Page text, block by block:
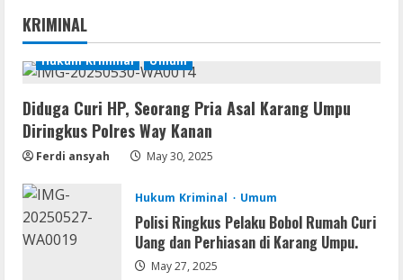
1
Lan
Dune: Awakening FitGirl Repack +Patch
Direct Link 2026
Serialers
jv16 PowerTools Free[Activated]
[Latest] [x86-x64] Reddit
KRIMINAL
Hukum Kriminal Umum
Diduga Curi HP, Seorang Pria Asal Karang Umpu
Diringkus Polres Way Kanan
Ferdi ansyah May 30, 2025
Hukum Kriminal Umum
Polisi Ringkus Pelaku Bobol Rumah Curi
Uang dan Perhiasan di Karang Umpu.
May 27, 2025